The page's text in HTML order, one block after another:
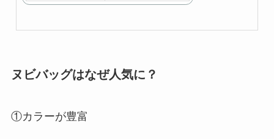
ヌビバッグはなぜ人気に？
①カラーが豊富